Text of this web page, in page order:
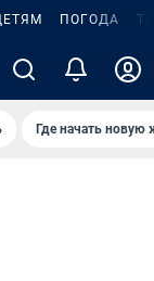
ПОГОДА
Где начать новую